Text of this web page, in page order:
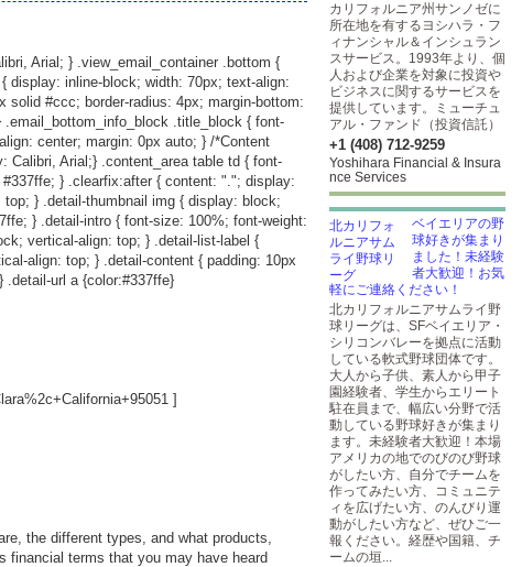
Arial; } .view_email_container .bottom {
display: inline-block; width: 70px; text-align:
solid #ccc; border-radius: 4px; margin-bottom:
.title_block { font-
center; margin: 0px auto; } /*Content
Calibri, Arial;} .content_area table td { font-
} .clearfix:after { content: "."; display:
} .detail-thumbnail img { display: block;
} .detail-intro { font-size: 100%; font-weight:
vertical-align: top; } .detail-list-label {
align: top; } .detail-content { padding: 10px
url a {color:#337ffe}
]
the different types, and what products,
financial terms that you may have heard
カリフォルニア州サンノゼに
所在地を有するヨシハラ・フ
ィナンシャル＆インシュラン
スサービス。1993年より、個
人および企業を対象に投資や
ビジネスに関するサービスを
提供しています。ミューチュ
アル・ファンド（投資信託）
+1 (408) 712-9259
Yoshihara Financial & Insura
nce Services
ベイエリアの野
球好きが集まり
ました！未経験
者大歓迎！お気
軽にご連絡ください！
北カリフォルニアサムライ野
球リーグは、SFベイエリア・
シリコンバレーを拠点に活動
している軟式野球団体です。
大人から子供、素人から甲子
園経験者、学生からエリート
駐在員まで、幅広い分野で活
動している野球好きが集まり
ます。未経験者大歓迎！本場
アメリカの地でのびのび野球
がしたい方、自分でチームを
作ってみたい方、コミュニテ
ィを広げたい方、のんびり運
動がしたい方など、ぜひご一
報ください。経歴や国籍、チ
ームの垣...